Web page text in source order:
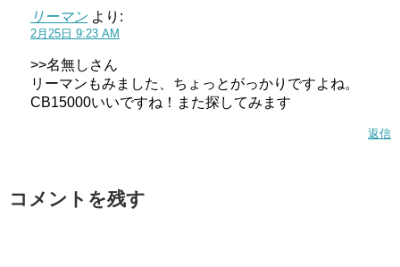
リーマン より:
2月25日 9:23 AM
>>名無しさん
リーマンもみました、ちょっとがっかりですよね。
CB15000いいですね！また探してみます
返信
コメントを残す